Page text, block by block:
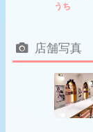
うち
店舗写真